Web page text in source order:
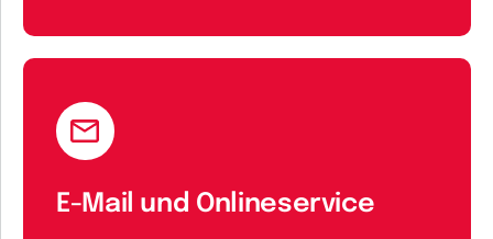
E-Mail und Onlineservice